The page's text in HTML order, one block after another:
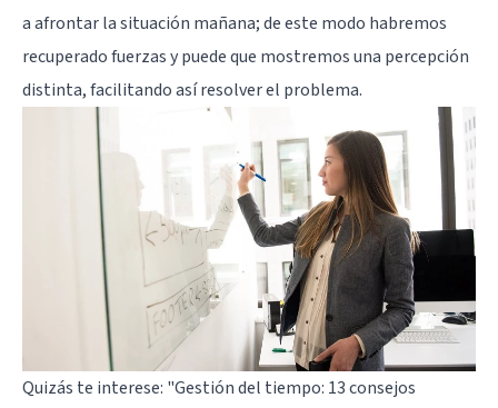
a afrontar la situación mañana; de este modo habremos
recuperado fuerzas y puede que mostremos una percepción
distinta, facilitando así resolver el problema.
Quizás te interese: "Gestión del tiempo: 13 consejos